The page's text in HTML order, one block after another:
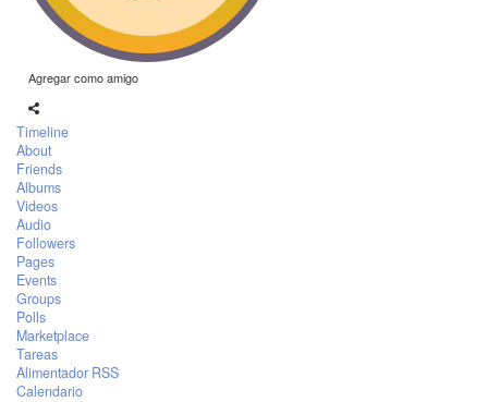
Agregar como amigo
Timeline
About
Friends
Albums
Videos
Audio
Followers
Pages
Events
Groups
Polls
Marketplace
Tareas
Alimentador RSS
Calendario